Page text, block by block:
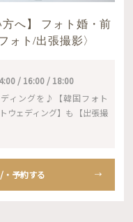
方へ】 フォト婚・前
ォト/出張撮影〉
/ 16:00 / 18:00
ィングを♪【韓国フォト
ウェディング】も【出張撮
・予約する